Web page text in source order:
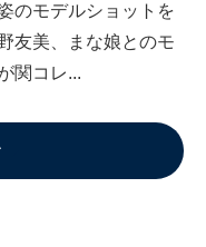
のモデルショットを
友美、まな娘とのモ
関コレ...